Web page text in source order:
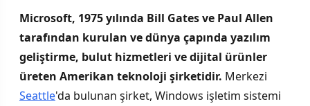
Microsoft, 1975 yılında Bill Gates ve Paul Allen
tarafından kurulan ve dünya çapında yazılım
geliştirme, bulut hizmetleri ve dijital ürünler
üreten Amerikan teknoloji şirketidir. Merkezi
Seattle'da bulunan şirket, Windows işletim sistemi